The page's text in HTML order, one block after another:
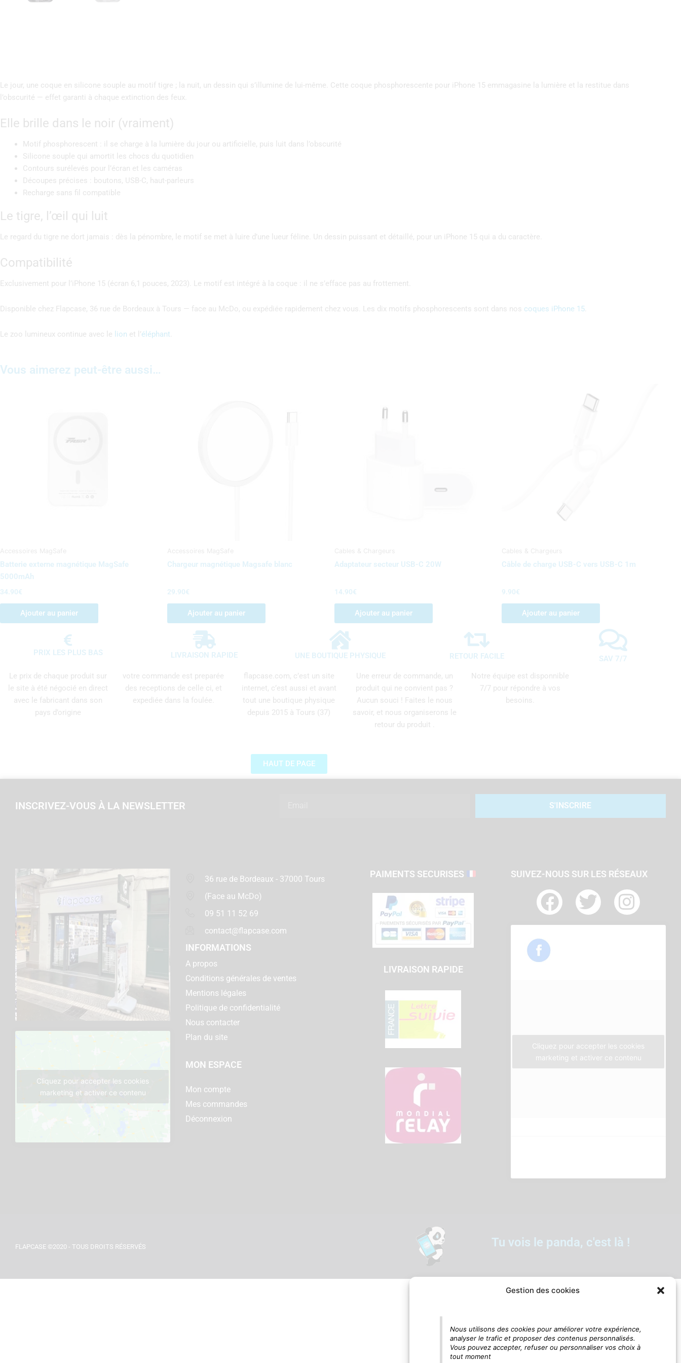
Gestion des cookies
Nous utilisons des cookies pour améliorer votre expérience,
analyser le trafic et proposer des contenus personnalisés.
Vous pouvez accepter, refuser ou personnaliser vos choix à
tout moment
Le jour, une coque en silicone souple au motif tigre ; la nuit, un dessin qui s’illumine de lui-même. Cette coque phosphorescente pour iPhone 15 emmagasine la lumière et la restitue dans
l’obscurité — effet garanti à chaque extinction des feux.
Elle brille dans le noir (vraiment)
Motif phosphorescent : il se charge à la lumière du jour ou artificielle, puis luit dans l’obscurité
Silicone souple qui amortit les chocs du quotidien
Contours surélevés pour l’écran et les caméras
Découpes précises : boutons, USB-C, haut-parleurs
Recharge sans fil compatible
Le tigre, l’œil qui luit
Le regard du tigre ne dort jamais : dès la pénombre, le motif se met à luire d’une lueur féline. Un dessin puissant et détaillé, pour un iPhone 15 qui a du caractère.
Compatibilité
Exclusivement pour l’iPhone 15 (écran 6,1 pouces, 2023). Le motif est intégré à la coque : il ne s’efface pas au frottement.
Disponible chez Flapcase, 36 rue de Bordeaux à Tours — face au McDo, ou expédiée rapidement chez vous. Les dix motifs phosphorescents sont dans nos coques iPhone 15
Le zoo lumineux continue avec le lion et l’éléphant
Vous aimerez peut-être aussi…
Accessoires MagSafe
Batterie externe magnétique MagSafe
5000mAh
34.90€
Ajouter au panier
Accessoires MagSafe
Chargeur magnétique Magsafe blanc
29.90€
Ajouter au panier
Cables & Chargeurs
Adaptateur secteur USB-C 20W
14.90€
Ajouter au panier
Cables & Chargeurs
Câble de charge USB-C vers USB-C 1m
9.90€
Ajouter au panier
PRIX LES PLUS BAS LIVRAISON RAPIDE UNE BOUTIQUE PHYSIQUE RETOUR FACILE
SAV 7/7
Le prix de chaque produit sur
le site à été négocié en direct
avec le fabricant dans son
pays d’origine
votre commande est preparée
des receptions de celle ci, et
expediée dans la foulée.
flapcase.com, c’est un site
internet, c’est aussi et avant
tout une boutique physique
depuis 2015 à Tours (37)
Une erreur de commande, un
produit qui ne convient pas ?
Aucun souci ! Faites le nous
savoir, et nous organiserons le
retour du produit .
Notre équipe est disponnible
7/7 pour répondre à vos
besoins.
HAUT DE PAGE
INSCRIVEZ-VOUS À LA NEWSLETTER S'INSCRIRE
Cliquez pour accepter les cookies
marketing et activer ce contenu
36 rue de Bordeaux - 37000 Tours
(Face au McDo)
09 51 11 52 69
contact@flapcase.com
INFORMATIONS
A propos
Conditions générales de ventes
Mentions légales
Politique de confidentialité
Nous contacter
Plan du site
MON ESPACE
Mon compte
Mes commandes
Déconnexion
PAIMENTS SECURISES
LIVRAISON RAPIDE
SUIVEZ-NOUS SUR LES RÉSEAUX
F
a
e
T
w
I
n
m
Cliquez pour accepter les cookies
marketing et activer ce contenu
FLAPCASE ©2020 - TOUS DROITS RÉSERVÉS Tu vois le panda, c'est là !